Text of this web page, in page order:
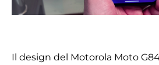
Il design del Motorola Moto